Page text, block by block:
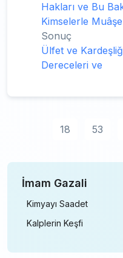
Hakları ve Bu
Kimselerle
Sonuç
Ülfet ve
Dereceleri ve
18 53
İmam Gazali
Kimyayı Saadet
Kalplerin Keşfi